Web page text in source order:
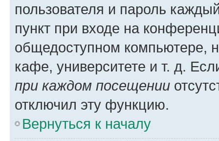
пользователя и пароль
пункт при входе на
общедоступном компьютере,
кафе, университете и т. д.
при каждом посещении
отключил эту функцию.
Вернуться к началу